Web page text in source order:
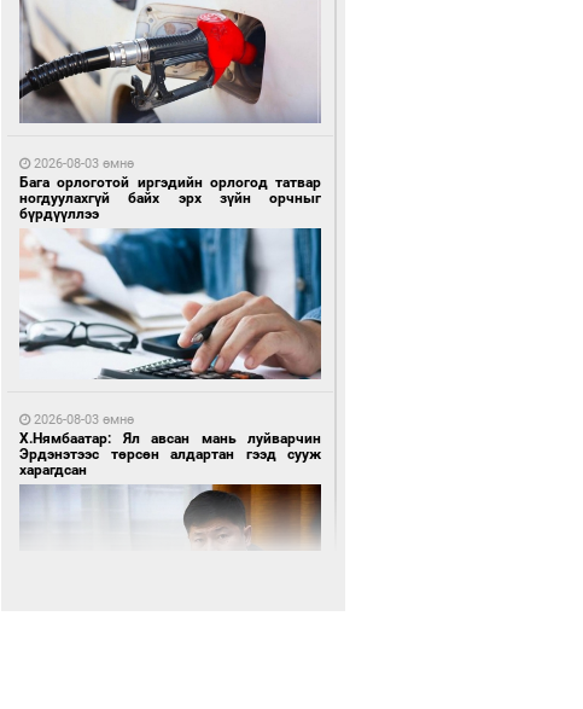
13 цагийн өмнө өмнө
Зургаан цагаан мэнгэтэй харагчин үхэр
өдөр
13 цагийн өмнө өмнө
Бороо орохгүй, өдөртөө 28-30 хэм дулаан
байна
2026-08-03 өмнө
Бага орлоготой иргэдийн орлогод татвар
ногдуулахгүй байх эрх зүйн орчныг
бүрдүүллээ
2026-08-03 өмнө
Х.Нямбаатар: Ял авсан мань луйварчин
Эрдэнэтээс төрсөн алдартан гээд сууж
харагдсан